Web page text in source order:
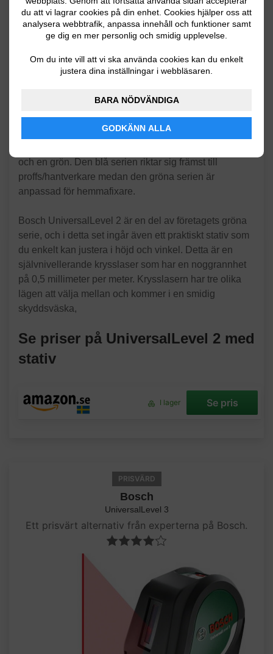
du att vi lagrar cookies på din enhet. Cookies hjälper oss att
analysera webbtrafik, anpassa innehåll och funktioner samt
ge dig en mer personlig och smidig upplevelse.
Om du inte vill att vi ska använda cookies kan du enkelt
justera dina inställningar i webbläsaren.
BARA NÖDVÄNDIGA
GODKÄNN ALLA
Självnivellerande
Noggrannhet: 0,5 mm/m
Bosch är en väletablerad aktör inom elverktyg, och har
funnits på marknaden ända sedan 1800-talet.
och en grön. Den blå serien riktar sig främst till
proffs/hantverkare medan den gröna serien är
anpassad för hemmafixare.
Bosch UniversalLevel 2 är en del av företagets gröna
serie, och i detta set ingår även ett praktiskt stativ som
du enkelt kan justera i höjd och vinkel. Detta är en
självnivellerande krysslaser som har en noggrannhet
på 0,5 millimeter per meter. Krysslasern har tre olika
lägen att välja mellan och kommer i en smidig
skyddsväska,
Se priser på UniversalLevel 2 med
stativ
I lager Se pris
PRISVÄRD
Bosch
UniversalLevel 3
Ett prisvärt alternativ från experterna på Bosch.